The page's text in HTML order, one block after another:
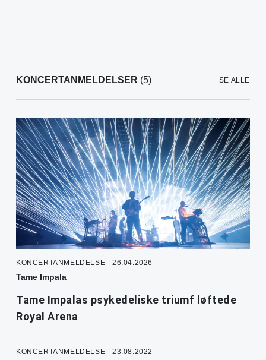
KONCERTANMELDELSER (5) SE ALLE
KONCERTANMELDELSE - 26.04.2026
Tame Impala
Tame Impalas psykedeliske triumf løftede
Royal Arena
KONCERTANMELDELSE - 23.08.2022